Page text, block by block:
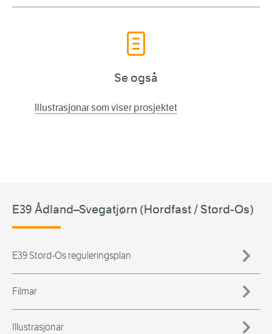
Se også
Illustrasjonar som viser prosjektet
E39 Ådland–Svegatjørn (Hordfast / Stord-Os)
E39 Stord-Os reguleringsplan
Filmar
Illustrasjonar